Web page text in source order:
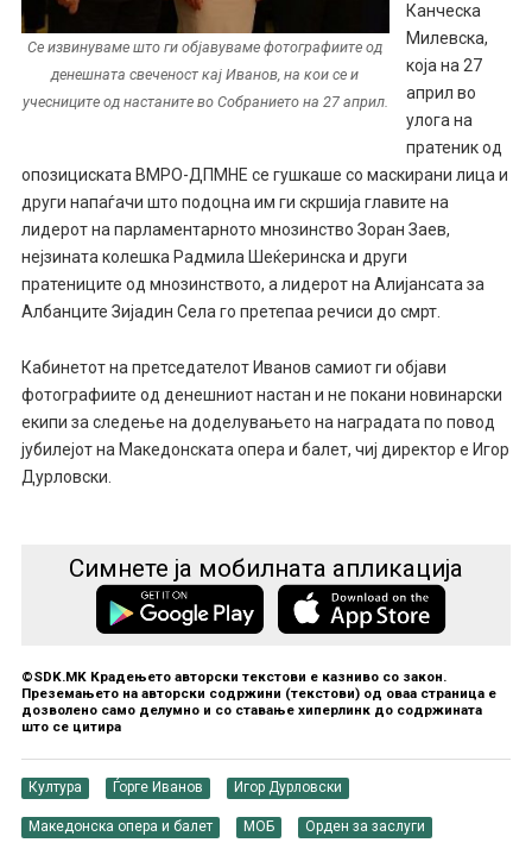
Се извинуваме што ги објавуваме фотографиите од
денешната свеченост кај Иванов, на кои се и
учесниците од настаните во Собранието на 27 април.
Канческа
Милевска,
која на 27
април во
улога на
пратеник од
опозициската ВМРО-ДПМНЕ се гушкаше со маскирани лица и
други напаѓачи што подоцна им ги скршија главите на
лидерот на парламентарното мнозинство Зоран Заев,
нејзината колешка Радмила Шеќеринска и други
пратениците од мнозинството, а лидерот на Алијансата за
Албанците Зијадин Села го претепаа речиси до смрт.
Кабинетот на претседателот Иванов самиот ги објави
фотографиите од денешниот настан и не покани новинарски
екипи за следење на доделувањето на наградата по повод
јубилејот на Македонската опера и балет, чиј директор е Игор
Дурловски.
Симнете ја мобилната апликација
©SDK.MK Крадењето авторски текстови е казниво со закон.
Преземањето на авторски содржини (текстови) од оваа страница е
дозволено само делумно и со ставање хиперлинк до содржината
што се цитира
Култура Ѓорге Иванов Игор Дурловски
Македонска опера и балет МОБ Орден за заслуги